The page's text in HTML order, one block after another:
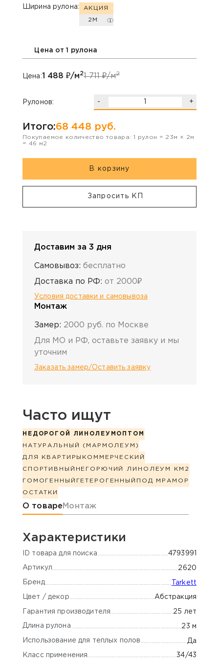
Ширина рулона: АКЦИЯ
2М
Цена от 1 рулона
Цена:1 488 ₽/м21 711₽/м2
Рулонов: - +
Итого:68 448 руб.
Покупаемое количество товара: 1 рулон = 23м × 2м
= 46 м2
В корзину
Запросить КП
Доставим за 3 дня
Самовывоз: бесплатно
Доставка по РФ: от 2000₽
Условия доставки и самовывоза
Монтаж
Замер: 2000 руб. по Москве
Для МО и РФ, оставьте заявку и мы
уточним
Заказать замер/Оставить заявку
Часто ищут
НЕДОРОГОЙ ЛИНОЛЕУМ ОПТОМ
НАТУРАЛЬНЫЙ (МАРМОЛЕУМ)
ДЛЯ КВАРТИРЫ КОММЕРЧЕСКИЙ
СПОРТИВНЫЙ НЕГОРЮЧИЙ ЛИНОЛЕУМ КМ2
ГОМОГЕННЫЙ ГЕТЕРОГЕННЫЙ ПОД МРАМОР
ОСТАТКИ
Информация о товаре
О товаре Монтаж
Характеристики
ID товара для поиска 4793991
Артикул 2620
Бренд Tarkett
Цвет / декор Абстракция
Гарантия производителя 25 лет
Длина рулона 23 м
Использование для теплых полов Да
Класс применения 34/43